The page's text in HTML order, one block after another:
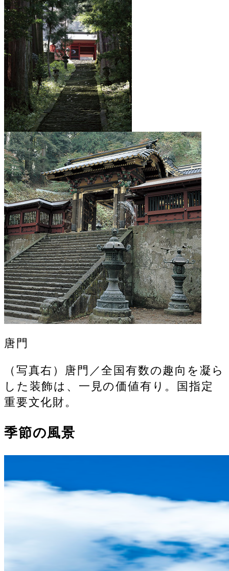
唐門
（写真右）唐門／全国有数の趣向を凝ら
した装飾は、一見の価値有り。国指定
重要文化財。
季節の風景